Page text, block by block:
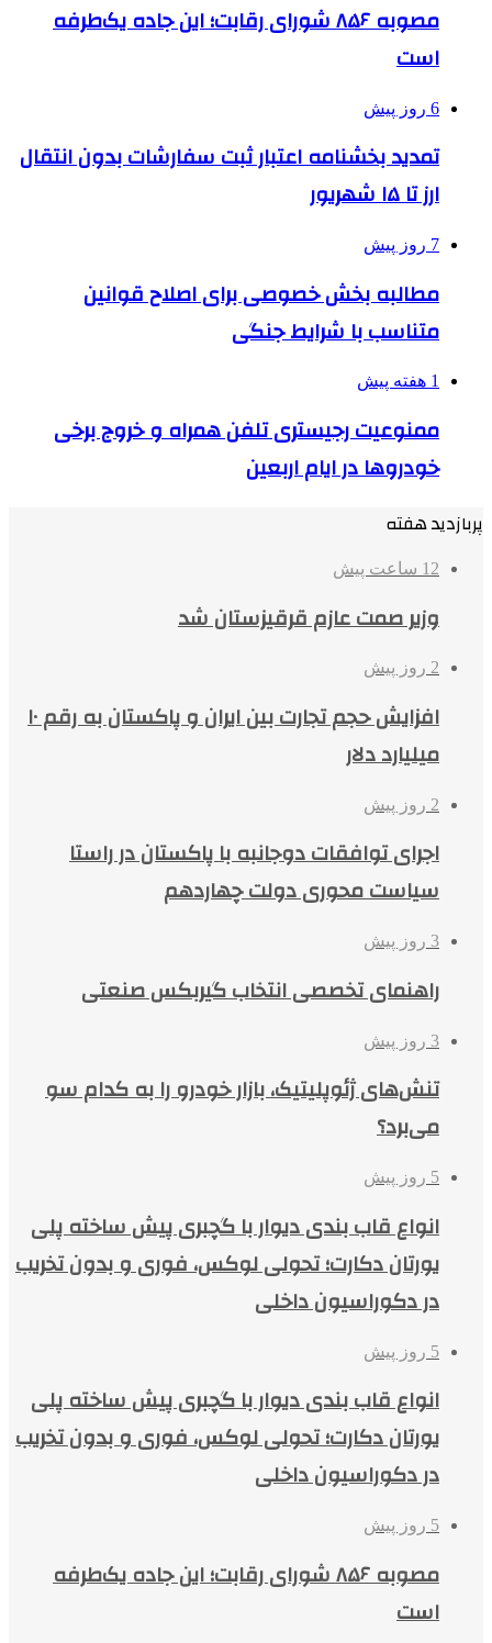
مصوبه ۸۵۶ شورای رقابت؛ این جاده یک‌طرفه
است
6 روز پیش
تمدید بخشنامه اعتبار ثبت سفارشات بدون انتقال
ارز تا ۱۵ شهریور
7 روز پیش
مطالبه بخش خصوصی برای اصلاح قوانین
متناسب با شرایط جنگی
1 هفته پیش
ممنوعیت رجیستری تلفن همراه و خروج برخی
خودروها در ایام اربعین
پربازدید هفته
12 ساعت پیش
وزیر صمت عازم قرقیزستان شد
2 روز پیش
افزایش حجم تجارت بین ایران و پاکستان به رقم ۱۰
میلیارد دلار
2 روز پیش
اجرای توافقات دوجانبه با پاکستان در راستا
سیاست محوری دولت چهاردهم
3 روز پیش
راهنمای تخصصی انتخاب گیربکس صنعتی
3 روز پیش
تنش‌های ژئوپلیتیک، بازار خودرو را به کدام سو
می‌برد؟
5 روز پیش
انواع قاب بندی دیوار با گچبری پیش ساخته پلی
یورتان دکارت؛ تحولی لوکس، فوری و بدون تخریب
در دکوراسیون داخلی
5 روز پیش
انواع قاب بندی دیوار با گچبری پیش ساخته پلی
یورتان دکارت؛ تحولی لوکس، فوری و بدون تخریب
در دکوراسیون داخلی
5 روز پیش
مصوبه ۸۵۶ شورای رقابت؛ این جاده یک‌طرفه
است